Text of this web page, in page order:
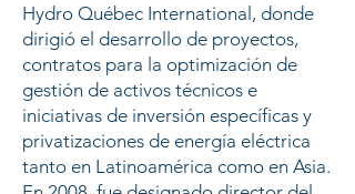
Hydro Québec International, donde
dirigió el desarrollo de proyectos,
contratos para la optimización de
gestión de activos técnicos e
iniciativas de inversión específicas y
privatizaciones de energía eléctrica
tanto en Latinoamérica como en Asia.